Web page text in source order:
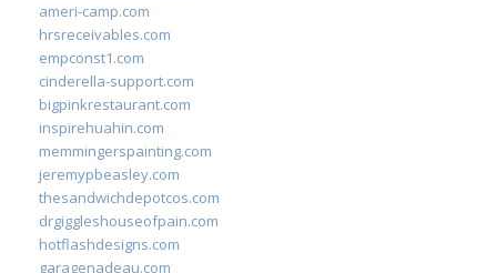
ameri-camp.com
hrsreceivables.com
empconst1.com
cinderella-support.com
bigpinkrestaurant.com
inspirehuahin.com
memmingerspainting.com
jeremypbeasley.com
thesandwichdepotcos.com
drgiggleshouseofpain.com
hotflashdesigns.com
garagenadeau.com